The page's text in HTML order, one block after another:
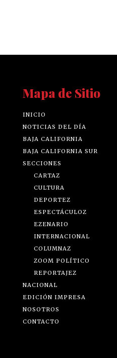
Mapa de Sitio
INICIO
NOTICIAS DEL DÍA
BAJA CALIFORNIA
BAJA CALIFORNIA SUR
SECCIONES
CARTAZ
CULTURA
DEPORTEZ
ESPECTÁCULOZ
EZENARIO
INTERNACIONAL
COLUMNAZ
ZOOM POLÍTICO
REPORTAJEZ
NACIONAL
EDICIÓN IMPRESA
NOSOTROS
CONTACTO